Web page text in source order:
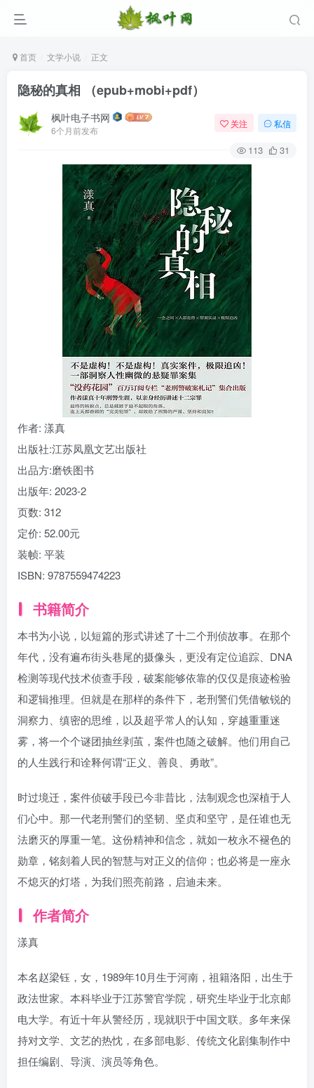
首页 文学小说 正文
隐秘的真相 （epub+mobi+pdf）
枫叶电子书网
6个月前发布
关注 私信
113 31
作者: 漾真
出版社:江苏凤凰文艺出版社
出品方:磨铁图书
出版年: 2023-2
页数: 312
定价: 52.00元
装帧: 平装
ISBN: 9787559474223
书籍简介
本书为小说，以短篇的形式讲述了十二个刑侦故事。在那个
年代，没有遍布街头巷尾的摄像头，更没有定位追踪、DNA
检测等现代技术侦查手段，破案能够依靠的仅仅是痕迹检验
和逻辑推理。但就是在那样的条件下，老刑警们凭借敏锐的
洞察力、缜密的思维，以及超乎常人的认知，穿越重重迷
雾，将一个个谜团抽丝剥茧，案件也随之破解。他们用自己
的人生践行和诠释何谓“正义、善良、勇敢”。
时过境迁，案件侦破手段已今非昔比，法制观念也深植于人
们心中。那一代老刑警们的坚韧、坚贞和坚守，是任谁也无
法磨灭的厚重一笔。这份精神和信念，就如一枚永不褪色的
勋章，铭刻着人民的智慧与对正义的信仰；也必将是一座永
不熄灭的灯塔，为我们照亮前路，启迪未来。
作者简介
漾真
本名赵梁钰，女，1989年10月生于河南，祖籍洛阳，出生于
政法世家。本科毕业于江苏警官学院，研究生毕业于北京邮
电大学。有近十年从警经历，现就职于中国文联。多年来保
持对文学、文艺的热忱，在多部电影、传统文化剧集制作中
担任编剧、导演、演员等角色。
登录
没有账号？立即注册
用户名/手机号/邮箱
登录密码
记住登录 找回密码 免密登录
登录
社交账号登录